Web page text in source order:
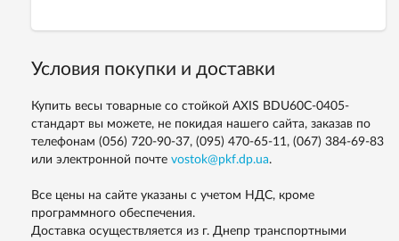
Условия покупки и доставки
Купить весы товарные со стойкой AXIS BDU60C-0405-
стандарт вы можете, не покидая нашего сайта, заказав по
телефонам (056) 720-90-37, (095) 470-65-11, (067) 384-69-83
или электронной почте vostok@pkf.dp.ua.
Все цены на сайте указаны с учетом НДС, кроме
программного обеспечения.
Доставка осуществляется из г. Днепр транспортными